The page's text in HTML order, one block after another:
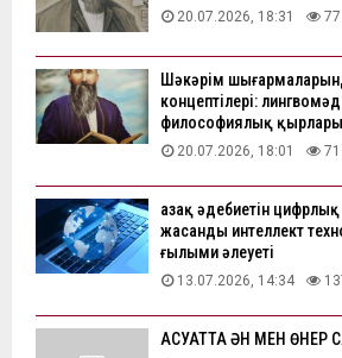
20.07.2026, 18:31 77
Шәкәрім
концептілері:
философиялық қырлары
20.07.2026, 18:01 71
Қазақ әдебиетін
жасанды интеллект
ғылыми әлеуеті
13.07.2026, 14:34
АҚСУАТТА ӘН МЕН ӨНЕР